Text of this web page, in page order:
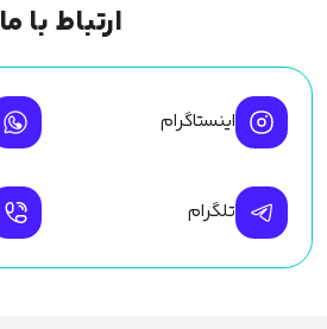
ارتباط با ما
اینستاگرام
تلگرام